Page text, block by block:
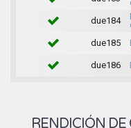
due184
due185
due186
RENDICIÓN